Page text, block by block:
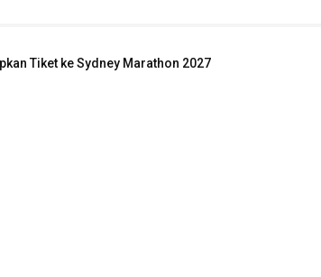
Tiket ke Sydney Marathon 2027